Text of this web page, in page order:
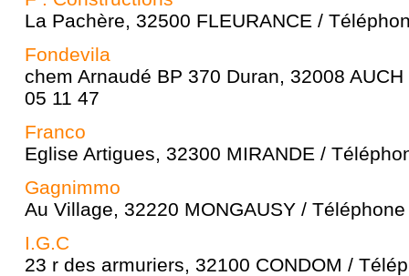
La Pachère, 32500 FLEURANCE /
Fondevila
chem Arnaudé BP 370 Duran, 32008
05 11 47
Franco
Eglise Artigues, 32300 MIRANDE /
Gagnimmo
Au Village, 32220 MONGAUSY /
I.G.C
23 r des armuriers, 32100 CONDOM /